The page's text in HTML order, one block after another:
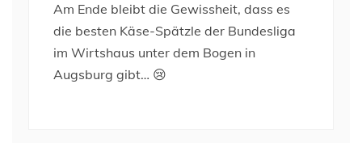
Am Ende bleibt die Gewissheit, dass es
die besten Käse-Spätzle der Bundesliga
im Wirtshaus unter dem Bogen in
Augsburg gibt… 😢